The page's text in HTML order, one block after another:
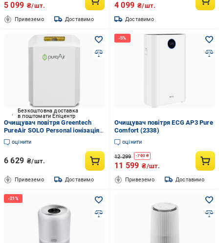
5 099 ₴/шт.
Привеземо Доставимо
4 099 ₴/шт.
Доставимо
Безкоштовна доставка
в поштомати Епіцентр
Очищувач повітря Greentech
PureAir SOLO Personal іонізація/
активний кисень (13130649)
оцінити
6 629 ₴/шт.
Привеземо Доставимо
Очищувач повітря ECG AP3 Pure
Comfort (2338)
оцінити
12 299 -700₴
11 599 ₴/шт.
Привеземо Доставимо